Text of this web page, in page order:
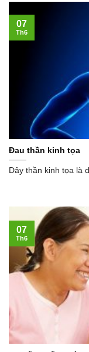
Đau thần kinh tọa
Dây thần kinh tọa là
07
Th6
07
Th6